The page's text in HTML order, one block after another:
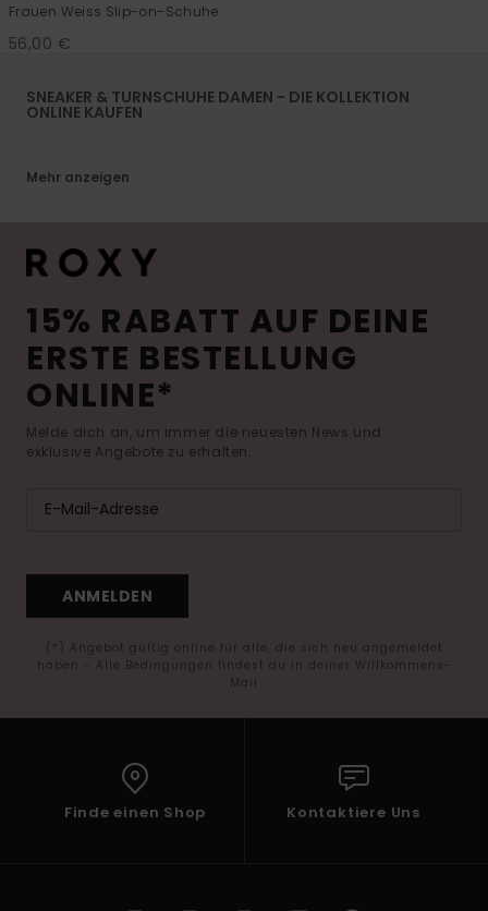
Frauen Weiss Slip-on-Schuhe
56,00 €
SNEAKER & TURNSCHUHE DAMEN - DIE KOLLEKTION
ONLINE KAUFEN
Mehr anzeigen
15% RABATT AUF DEINE
ERSTE BESTELLUNG
ONLINE*
Melde dich an, um immer die neuesten News und
exklusive Angebote zu erhalten.
ANMELDEN
(*) Angebot gültig online für alle, die sich neu angemeldet
haben - Alle Bedingungen findest du in deiner Willkommens-
Mail
Finde einen Shop Kontaktiere Uns